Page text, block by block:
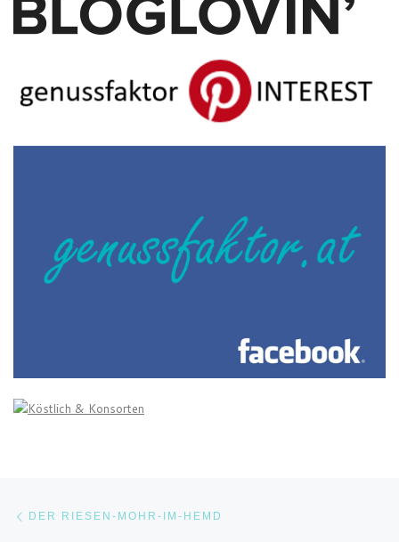
Beitragsnavigation
DER RIESEN-MOHR-IM-HEMD